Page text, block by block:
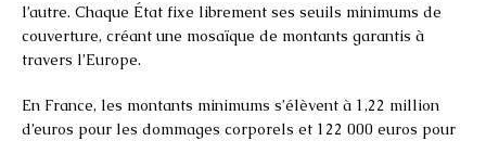
l’autre. Chaque État fixe librement ses seuils minimums de
couverture, créant une mosaïque de montants garantis à
travers l’Europe.
En France, les montants minimums s’élèvent à 1,22 million
d’euros pour les dommages corporels et 122 000 euros pour